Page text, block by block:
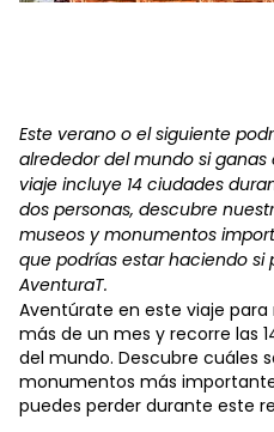
Este verano o el siguiente
alrededor del mundo si ganas
viaje incluye 14 ciudades
dos personas, descubre
museos y monumentos
que podrías estar haciendo si
AventuraT.
Aventúrate en este viaje
más de un mes y recorre las
del mundo. Descubre cuáles
monumentos más
puedes perder durante este